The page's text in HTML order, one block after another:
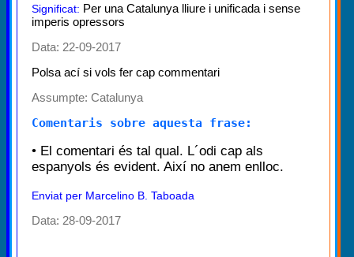
Significat: Per una Catalunya lliure i unificada i sense
imperis opressors
Data: 22-09-2017
Polsa ací si vols fer cap commentari
Assumpte: Catalunya
Comentaris sobre aquesta frase:
• El comentari és tal qual. L´odi cap als
espanyols és evident. Així no anem enlloc.
Enviat per Marcelino B. Taboada
Data: 28-09-2017